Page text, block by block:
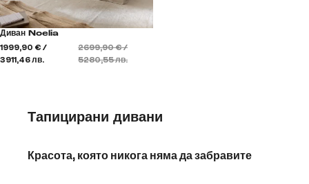
Диван Noelia
1999,90 € /
3911,46 лв.
2699,90 € /
5280,55 лв.
Тапицирани дивани
Красота, която никога няма да забравите